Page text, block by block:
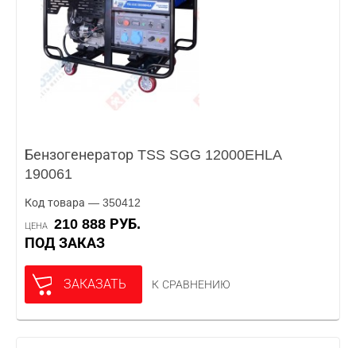
Бензогенератор TSS SGG 12000EHLA
190061
Код товара — 350412
ЦЕНА
210 888 РУБ.
ПОД ЗАКАЗ
ЗАКАЗАТЬ К СРАВНЕНИЮ